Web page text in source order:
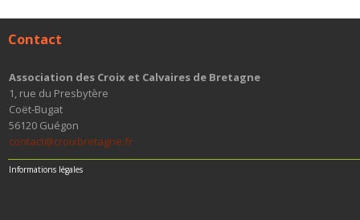
Contact
Association des Croix et Calvaires de Bretagne
1, rue du Presbytère
Coët-Bugat
56120 Guégon
contact@croixbretagne.fr
Informations légales